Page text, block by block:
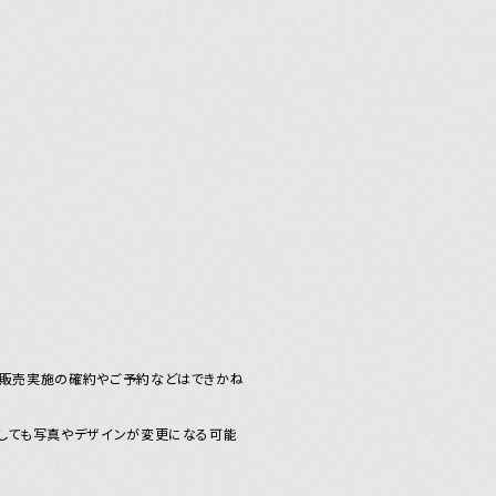
売実施の確約やご予約などはできかね
ても写真やデザインが変更になる可能